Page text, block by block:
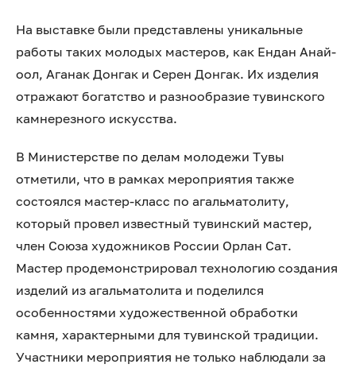
На выставке были представлены уникальные
работы таких молодых мастеров, как Ендан Анай-
оол, Аганак Донгак и Серен Донгак. Их изделия
отражают богатство и разнообразие тувинского
камнерезного искусства.
В Министерстве по делам молодежи Тувы
отметили, что в рамках мероприятия также
состоялся мастер-класс по агальматолиту,
который провел известный тувинский мастер,
член Союза художников России Орлан Сат.
Мастер продемонстрировал технологию создания
изделий из агальматолита и поделился
особенностями художественной обработки
камня, характерными для тувинской традиции.
Участники мероприятия не только наблюдали за